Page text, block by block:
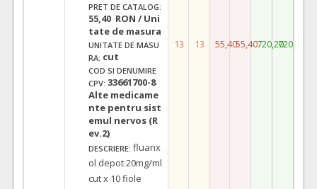
PRET DE CATALOG:
55,40 RON / Uni
tate de masura
UNITATE DE MASU
RA: cut
COD SI DENUMIRE
CPV: 33661700-8
Alte medicame
nte pentru sist
emul nervos (R
ev.2)
DESCRIERE: fluanx
ol depot 20mg/ml
cut x 10 fiole
13 13 55,4055,40720,20720,20